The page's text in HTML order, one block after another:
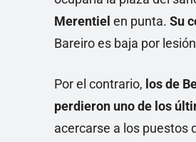
Merentiel en punta. Su
Bareiro es baja por
Por el contrario, los de
perdieron uno de los
acercarse a los puestos